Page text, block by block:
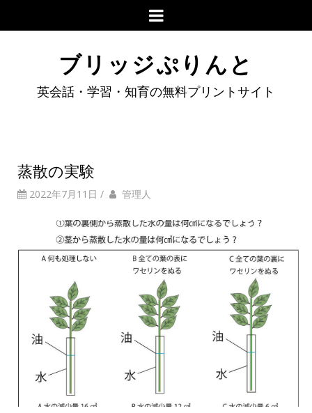
ブリッジぷりんと
英会話・学習・知育の無料プリントサイト
蒸散の実験
2022年7月11日 / 管理人